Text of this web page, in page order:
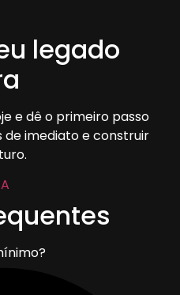
legado
e dê o primeiro passo
imediato e construir